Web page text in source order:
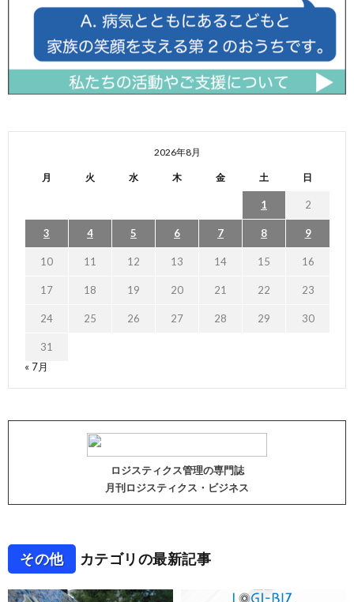
2026年8月
月 火 水 木 金 土 日
1 2
3 4 5 6 7 8 9
10 11 12 13 14 15 16
17 18 19 20 21 22 23
24 25 26 27 28 29 30
31
« 7月
ロジスティクス管理の専門誌
月刊ロジスティクス・ビジネス
その他 カテゴリの最新記事